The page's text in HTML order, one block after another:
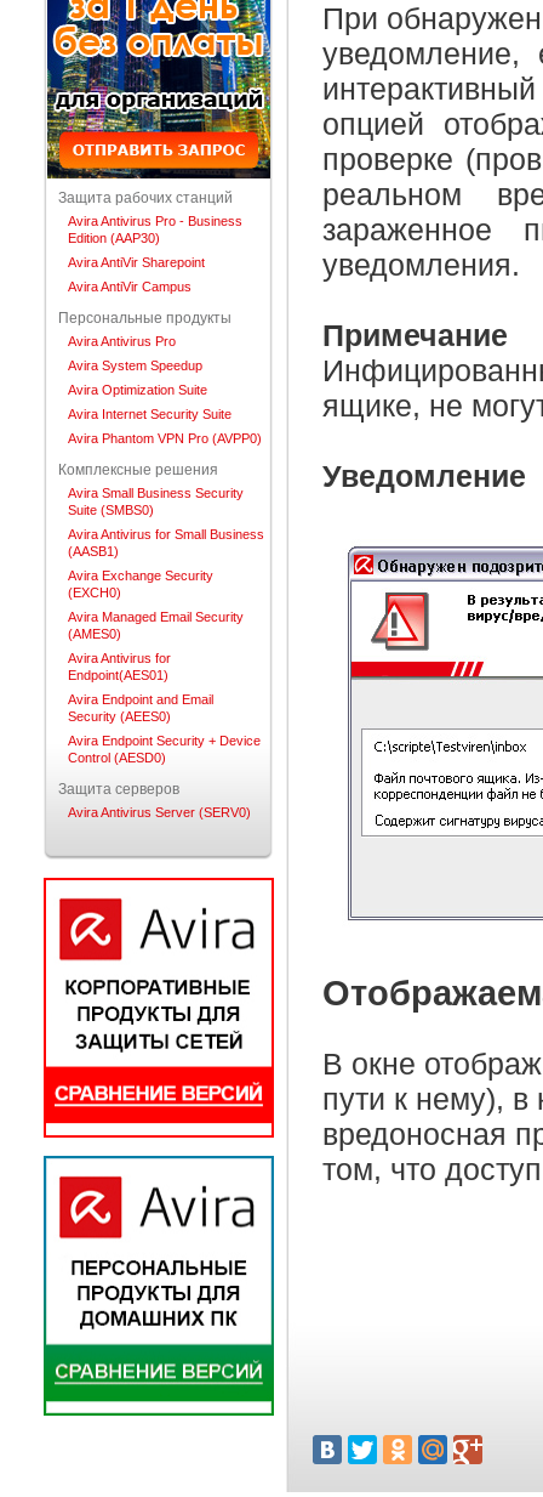
Защита рабочих станций
Avira Antivirus Pro - Business
Edition (AAP30)
Avira AntiVir Sharepoint
Avira AntiVir Campus
Персональные продукты
Avira Antivirus Pro
Avira System Speedup
Avira Optimization Suite
Avira Internet Security Suite
Avira Phantom VPN Pro (AVPP0)
Комплексные решения
Avira Small Business Security
Suite (SMBS0)
Avira Antivirus for Small Business
(AASB1)
Avira Exchange Security
(EXCH0)
Avira Managed Email Security
(AMES0)
Avira Antivirus for
Endpoint(AES01)
Avira Endpoint and Email
Security (AEES0)
Avira Endpoint Security + Device
Control (AESD0)
Защита серверов
Avira Antivirus Server (SERV0)
При
опцией
проверке
реальном
зараженное
уведомления.
Примечание
ящике, не
Уведомление
В окне
пути к нему),
вредоносная
том, что